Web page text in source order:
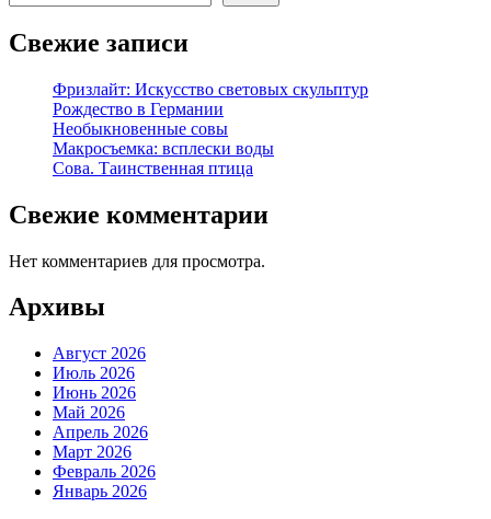
Свежие записи
Фризлайт: Искусство световых скульптур
Рождество в Германии
Необыкновенные совы
Макросъемка: всплески воды
Сова. Таинственная птица
Свежие комментарии
Нет комментариев для просмотра.
Архивы
Август 2026
Июль 2026
Июнь 2026
Май 2026
Апрель 2026
Март 2026
Февраль 2026
Январь 2026